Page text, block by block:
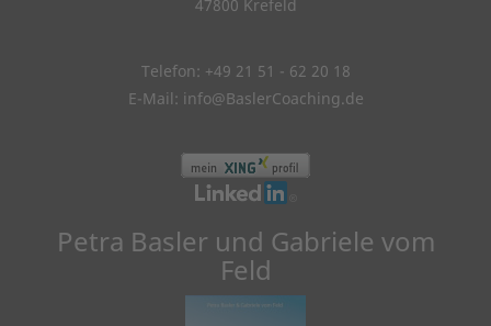
47800 Krefeld
Telefon: +49 21 51 - 62 20 18
E-Mail: info@BaslerCoaching.de
Petra Basler und Gabriele vom
Feld